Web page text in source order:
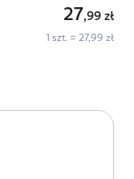
27,99 zł
1 szt. = 27,99 zł